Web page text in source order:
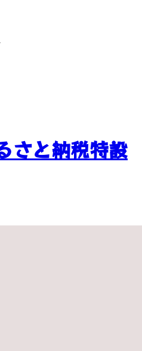
さと納税特設